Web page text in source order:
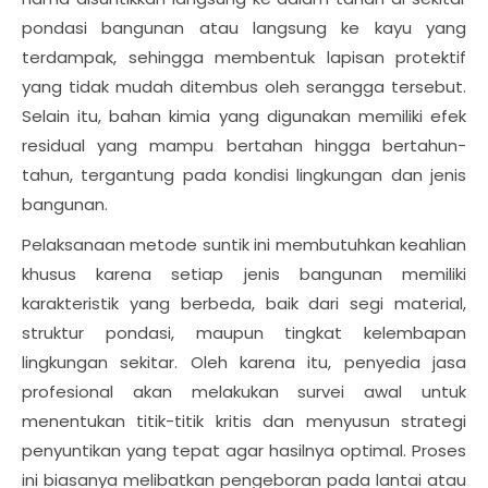
pondasi bangunan atau langsung ke kayu yang
terdampak, sehingga membentuk lapisan protektif
yang tidak mudah ditembus oleh serangga tersebut.
Selain itu, bahan kimia yang digunakan memiliki efek
residual yang mampu bertahan hingga bertahun-
tahun, tergantung pada kondisi lingkungan dan jenis
bangunan.
Pelaksanaan metode suntik ini membutuhkan keahlian
khusus karena setiap jenis bangunan memiliki
karakteristik yang berbeda, baik dari segi material,
struktur pondasi, maupun tingkat kelembapan
lingkungan sekitar. Oleh karena itu, penyedia jasa
profesional akan melakukan survei awal untuk
menentukan titik-titik kritis dan menyusun strategi
penyuntikan yang tepat agar hasilnya optimal. Proses
ini biasanya melibatkan pengeboran pada lantai atau